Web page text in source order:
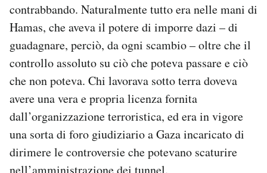
contrabbando. Naturalmente tutto era nelle mani di
Hamas, che aveva il potere di imporre dazi – di
guadagnare, perciò, da ogni scambio – oltre che il
controllo assoluto su ciò che poteva passare e ciò
che non poteva. Chi lavorava sotto terra doveva
avere una vera e propria licenza fornita
dall’organizzazione terroristica, ed era in vigore
una sorta di foro giudiziario a Gaza incaricato di
dirimere le controversie che potevano scaturire
nell’amministrazione dei tunnel.